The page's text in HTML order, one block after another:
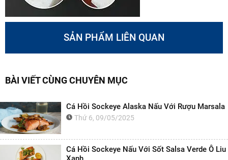
SẢN PHẨM LIÊN QUAN
BÀI VIẾT CÙNG CHUYÊN MỤC
Cá Hồi Sockeye Alaska Nấu Với Rượu Marsala
Thứ 6, 09/05/2025
Cá Hồi Sockeye Nấu Với Sốt Salsa Verde Ô Liu